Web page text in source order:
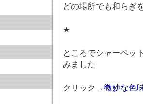
どの場所でも和らぎ
★
ところでシャーベッ
みました
クリック→微妙な色